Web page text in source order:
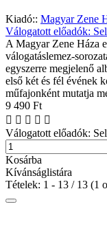
Kiadó:: Magyar Zene
Válogatott előadók:
A Magyar Zene Háza
válogatáslemez-
egyszerre megjelenő
első két és fél évének
műfajonként mutatja
9 490 Ft
Válogatott előadók:
Kosárba
Kívánságlistára
Tételek: 1 - 13 / 13 (1